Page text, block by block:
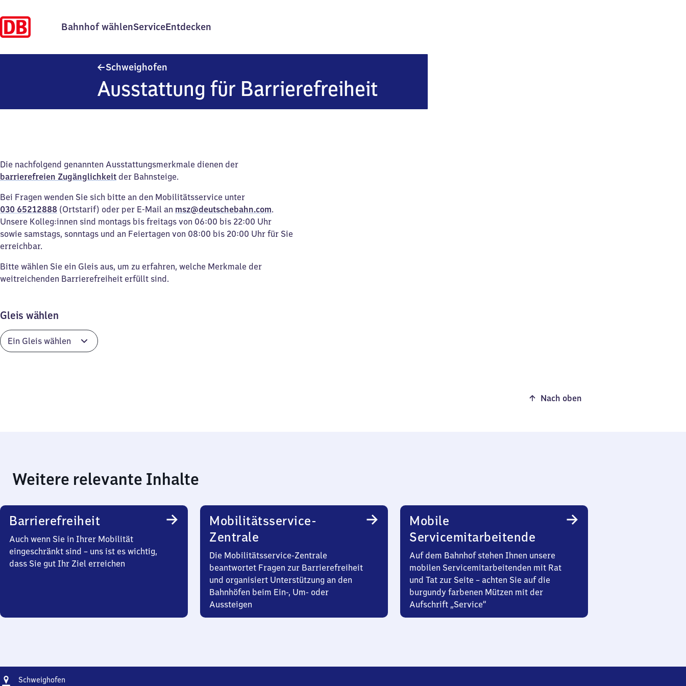
Bahnhof wählenServiceEntdecken
Schweighofen
Ausstattung für Barrierefreiheit
Die nachfolgend genannten Ausstattungsmerkmale dienen der
barrierefreien Zugänglichkeit der Bahnsteige.
Bei Fragen wenden Sie sich bitte an den Mobilitätsservice unter
030 65212888 (Ortstarif) oder per E-Mail an msz@deutschebahn.com.
Unsere Kolleg:innen sind montags bis freitags von 06:00 bis 22:00 Uhr
sowie samstags, sonntags und an Feiertagen von 08:00 bis 20:00 Uhr für Sie
erreichbar.
Bitte wählen Sie ein Gleis aus, um zu erfahren, welche Merkmale der
weitreichenden Barrierefreiheit erfüllt sind.
Gleis wählen
Nach oben
Weitere relevante Inhalte
Barrierefreiheit
Auch wenn Sie in Ihrer Mobilität
eingeschränkt sind – uns ist es wichtig,
dass Sie gut Ihr Ziel erreichen
Mobilitätsservice-
Zentrale
Die Mobilitätsservice-Zentrale
beantwortet Fragen zur Barrierefreiheit
und organisiert Unterstützung an den
Bahnhöfen beim Ein-, Um- oder
Aussteigen
Mobile
Servicemitarbeitende
Auf dem Bahnhof stehen Ihnen unsere
mobilen Servicemitarbeitenden mit Rat
und Tat zur Seite – achten Sie auf die
burgundy farbenen Mützen mit der
Aufschrift „Service“
Adresse
Schweighofen